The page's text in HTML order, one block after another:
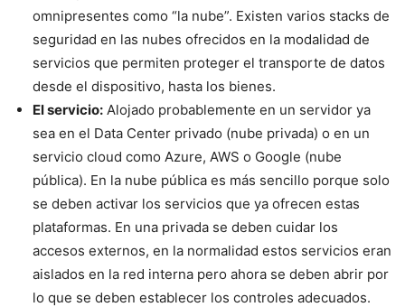
omnipresentes como “la nube”. Existen varios stacks de
seguridad en las nubes ofrecidos en la modalidad de
servicios que permiten proteger el transporte de datos
desde el dispositivo, hasta los bienes.
El servicio: Alojado probablemente en un servidor ya
sea en el Data Center privado (nube privada) o en un
servicio cloud como Azure, AWS o Google (nube
pública). En la nube pública es más sencillo porque solo
se deben activar los servicios que ya ofrecen estas
plataformas. En una privada se deben cuidar los
accesos externos, en la normalidad estos servicios eran
aislados en la red interna pero ahora se deben abrir por
lo que se deben establecer los controles adecuados.